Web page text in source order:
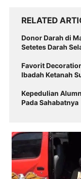
RELATED
Donor Darah di
Setetes Darah
Favorit
Ibadah Ketanah
Kepedulian
Pada Sahabatnya